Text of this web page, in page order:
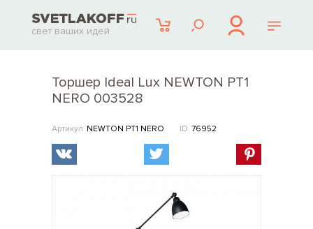
свет ваших идей
Торшер Ideal Lux NEWTON PT1
NERO 003528
Артикул NEWTON PT1 NERO ID 76952